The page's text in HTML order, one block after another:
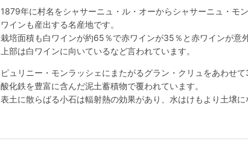
1879年に村名をシャサーニュ・ル・オーからシャサーニュ・モ
ワインも産出する名産地です。
栽培面積も白ワインが約65％で赤ワインが35％と赤ワインが意
上部は白ワインに向いているなど言われています。
ピュリニー・モンラッシェにまたがるグラン・クリュをあわせ
酸化鉄を豊富に含んだ泥土蓄積物で覆われています。
表土に散らばる小石は輻射熱の効果があり、水はけもより土壌に